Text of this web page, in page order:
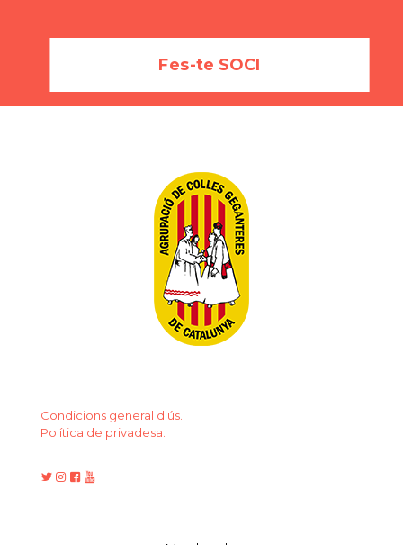
Fes-te SOCI
Condicions general d'ús.
Política de privadesa.